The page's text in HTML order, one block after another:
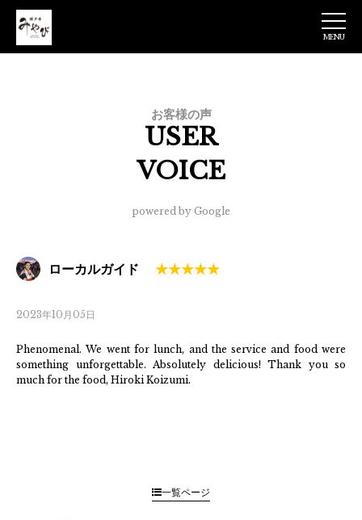
神戸牛みやび 日
MENU
お客様の声
USER
VOICE
powered by Google
ローカルガイド
2023年10月05日
Phenomenal. We went for lunch, and the service and food were
something unforgettable. Absolutely delicious! Thank you so
much for the food, Hiroki Koizumi.
一覧ページ